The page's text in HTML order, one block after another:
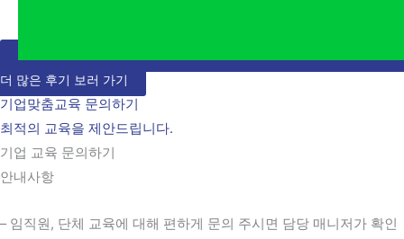
더 많은 후기 보러 가기
기업맞춤교육 문의하기
최적의 교육을 제안드립니다.
기업 교육 문의하기
안내사항
– 임직원, 단체 교육에 대해 편하게 문의 주시면 담당 매니저가 확인